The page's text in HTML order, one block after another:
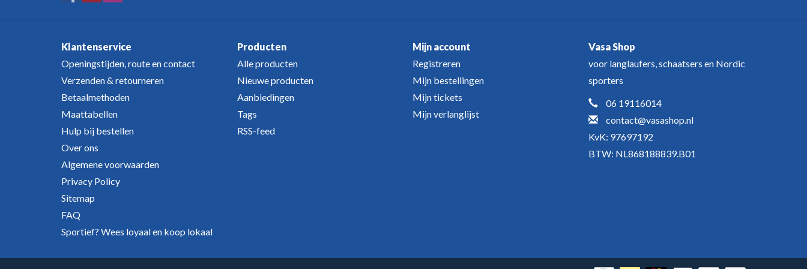
Klantenservice
Openingstijden, route en contact
Verzenden & retourneren
Betaalmethoden
Maattabellen
Hulp bij bestellen
Over ons
Algemene voorwaarden
Privacy Policy
Sitemap
FAQ
Sportief? Wees loyaal en koop lokaal
Producten
Alle producten
Nieuwe producten
Aanbiedingen
Tags
RSS-feed
Mijn account
Registreren
Mijn bestellingen
Mijn tickets
Mijn verlanglijst
Vasa Shop
voor langlaufers, schaatsers en Nordic
sporters
06 19116014
contact@vasashop.nl
KvK: 97697192
BTW: NL868188839.B01